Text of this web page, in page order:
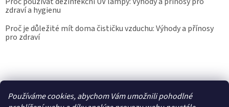
Používáme cookies, abychom Vám umožnili pohodlné
zdraví a hygienu
Proč je důležité mít doma čističku vzduchu: Výhody a přínosy
pro zdraví